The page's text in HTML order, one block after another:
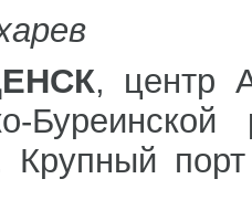
, центр
Крупный